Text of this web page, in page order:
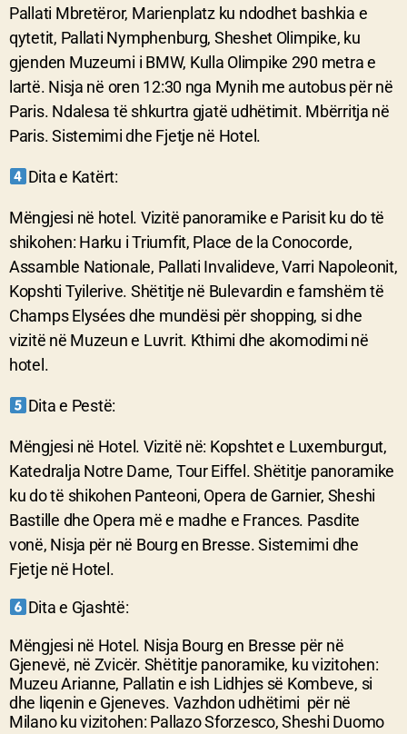
Pallati Mbretëror, Marienplatz ku ndodhet bashkia e
qytetit, Pallati Nymphenburg, Sheshet Olimpike, ku
gjenden Muzeumi i BMW, Kulla Olimpike 290 metra e
lartë. Nisja në oren 12:30 nga Mynih me autobus për në
Paris. Ndalesa të shkurtra gjatë udhëtimit. Mbërritja në
Paris. Sistemimi dhe Fjetje në Hotel.
Dita e Katërt:
Mëngjesi në hotel. Vizitë panoramike e Parisit ku do të
shikohen: Harku i Triumfit, Place de la Conocorde,
Assamble Nationale, Pallati Invalideve, Varri Napoleonit,
Kopshti Tyilerive. Shëtitje në Bulevardin e famshëm të
Champs Elysées dhe mundësi për shopping, si dhe
vizitë në Muzeun e Luvrit. Kthimi dhe akomodimi në
hotel.
Dita e Pestë:
Mëngjesi në Hotel. Vizitë në: Kopshtet e Luxemburgut,
Katedralja Notre Dame, Tour Eiffel. Shëtitje panoramike
ku do të shikohen Panteoni, Opera de Garnier, Sheshi
Bastille dhe Opera më e madhe e Frances. Pasdite
vonë, Nisja për në Bourg en Bresse. Sistemimi dhe
Fjetje në Hotel.
Dita e Gjashtë:
Mëngjesi në Hotel. Nisja Bourg en Bresse për në
Gjenevë, në Zvicër. Shëtitje panoramike, ku vizitohen:
Muzeu Arianne, Pallatin e ish Lidhjes së Kombeve, si
dhe liqenin e Gjeneves. Vazhdon udhëtimi për në
Milano ku vizitohen: Pallazo Sforzesco, Sheshi Duomo